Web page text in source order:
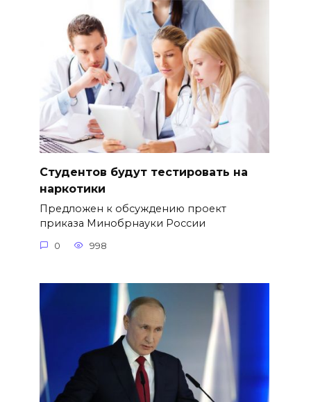
Студентов будут тестировать на
наркотики
Предложен к обсуждению проект
приказа Минобрнауки России
0 998